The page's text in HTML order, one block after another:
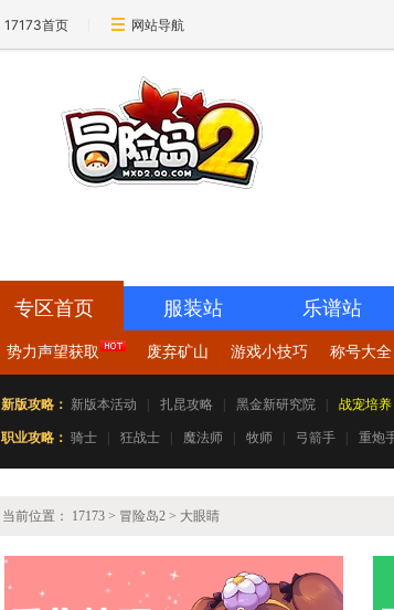
17173首页 网站导航
专区首页 服装站 乐谱站
势力声望获取 废弃矿山 游戏小技巧 称号大全
新版攻略： 新版本活动 扎昆攻略 黑金新研究院 战宠培养
职业攻略： 骑士 狂战士 魔法师 牧师 弓箭手 重炮
当前位置： 17173 > 冒险岛2 > 大眼睛